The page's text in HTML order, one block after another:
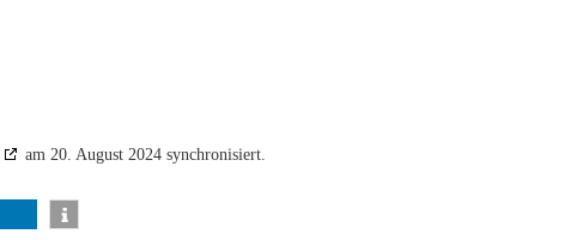
am 20. August 2024 synchronisiert.